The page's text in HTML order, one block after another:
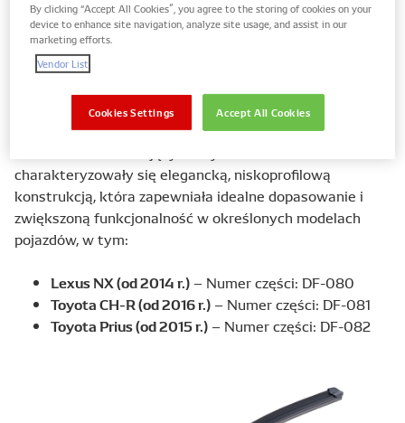
Około 10 lat temu, w odpowiedzi na rosnące
wycieraczek, DENSO wprowadziło na rynek innowacyjne
wycieraczki płaskie Aeroslimze specjalnym
charakteryzowały się elegancką, niskoprofilową
konstrukcją, która zapewniała idealne dopasowanie i
zwiększoną funkcjonalność w określonych modelach
pojazdów, w tym:
Lexus NX (od 2014 r.) – Numer części: DF-080
Toyota CH-R (od 2016 r.) – Numer części: DF-081
Toyota Prius (od 2015 r.) – Numer części: DF-082
By clicking “Accept All Cookies”, you agree to the storing of cookies on your
device to enhance site navigation, analyze site usage, and assist in our
marketing efforts.
Vendor List
Accept All Cookies
Cookies Settings